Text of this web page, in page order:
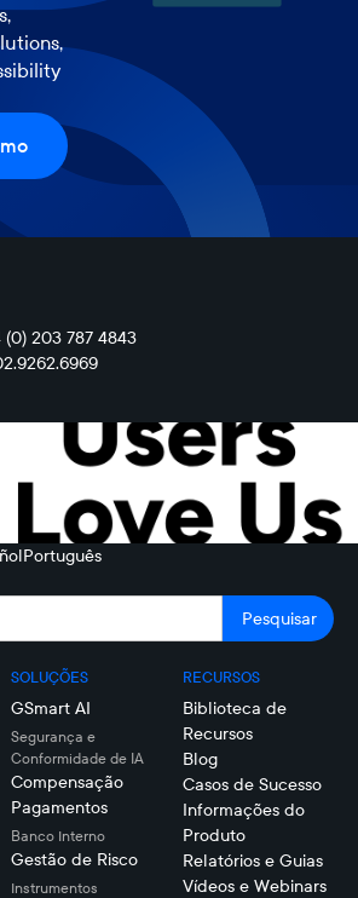
(0) 203 787 4843
Português
SOLUÇÕES
GSmart AI
Segurança e
Conformidade de IA
Compensação
Pagamentos
Banco Interno
Gestão de Risco
Instrumentos
RECURSOS
Biblioteca de
Recursos
Blog
Casos de Sucesso
Informações do
Produto
Relatórios e Guias
Vídeos e Webinars